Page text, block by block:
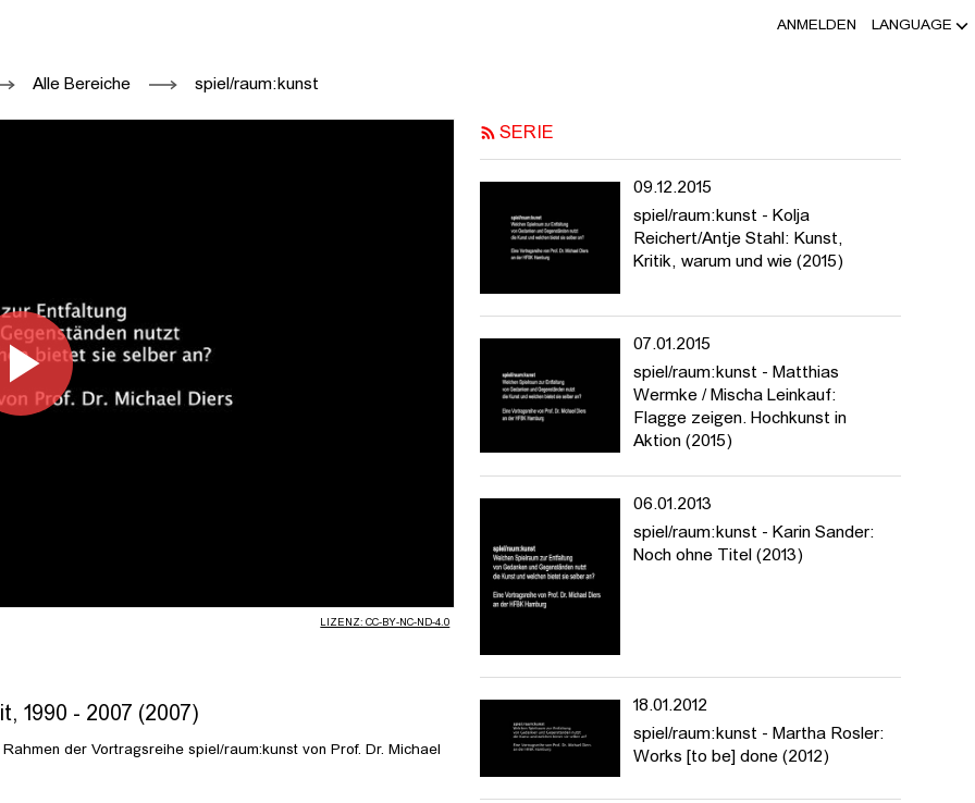
ANMELDEN LANGUAGE
ARBEIT, 1990 - 2007 (2007) - HFBK HAMBURG, PROF. DR.
Alle Bereiche spiel/raum:kunst
Video
LIZENZ: CC-BY-NC-ND-4.0
1990 - 2007 (2007)
der Vortragsreihe spiel/raum:kunst von Prof. Dr. Michael
SERIE
09.12.2015
spiel/raum:kunst - Kolja
Reichert/Antje Stahl: Kunst,
Kritik, warum und wie (2015)
07.01.2015
spiel/raum:kunst - Matthias
Wermke / Mischa Leinkauf:
Flagge zeigen. Hochkunst in
Aktion (2015)
06.01.2013
spiel/raum:kunst - Karin Sander:
Noch ohne Titel (2013)
18.01.2012
spiel/raum:kunst - Martha Rosler:
Works [to be] done (2012)